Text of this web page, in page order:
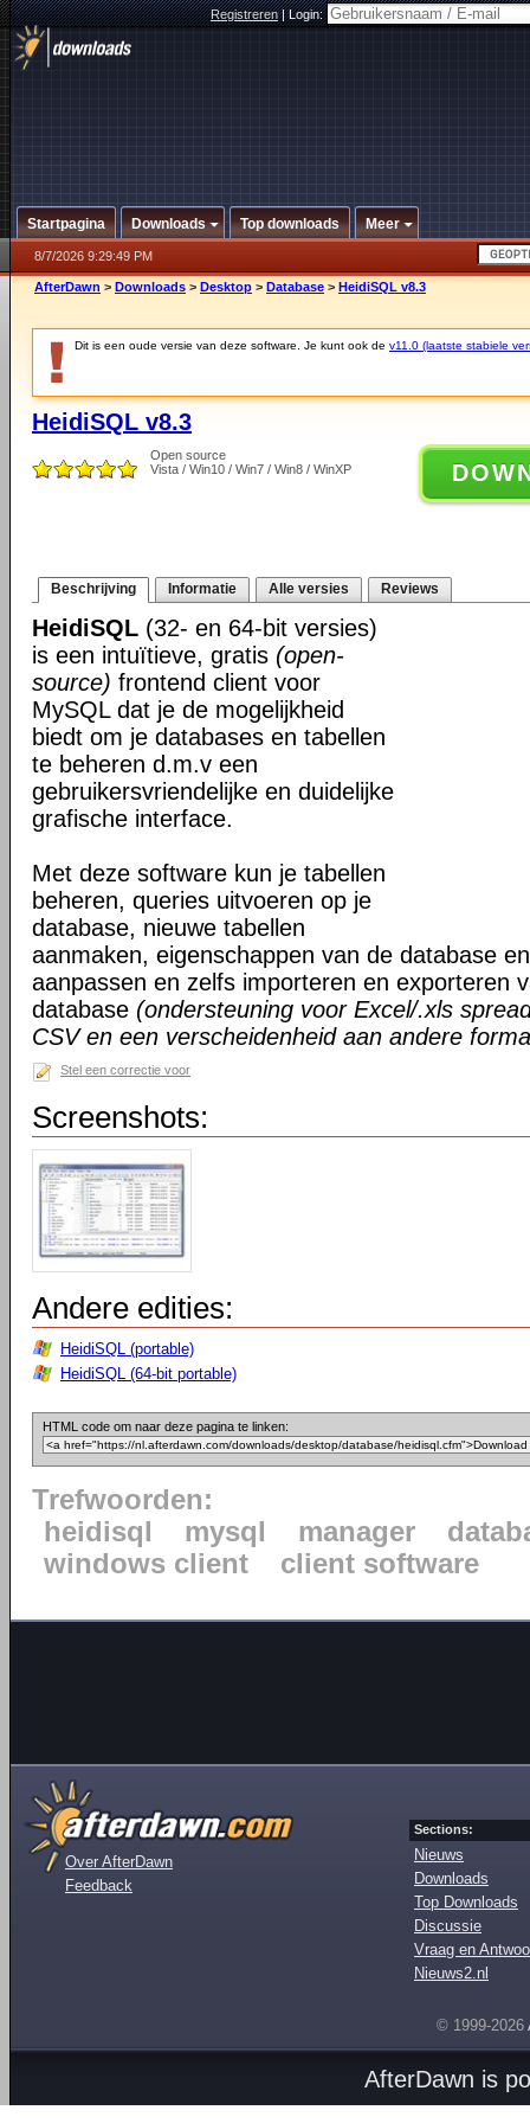
Registreren|Login:
Startpagina Downloads Top downloads Meer
8/7/2026 9:29:49 PM
AfterDawn > Downloads > Desktop > Database > HeidiSQL v8.3
Dit is een oude versie van deze software. Je kunt ook de v11.0 (laatste stabiele
HeidiSQL v8.3
Open source
Vista / Win10 / Win7 / Win8 / WinXP
Beschrijving Informatie Alle versies Reviews
HeidiSQL (32- en 64-bit versies)
is een intuïtieve, gratis (open-
source) frontend client voor
MySQL dat je de mogelijkheid
biedt om je databases en tabellen
te beheren d.m.v een
gebruikersvriendelijke en duidelijke
grafische interface.
Met deze software kun je tabellen
beheren, queries uitvoeren op je
database, nieuwe tabellen
aanmaken, eigenschappen van de database
aanpassen en zelfs importeren en exporteren
database (ondersteuning voor Excel/.xls
CSV en een verscheidenheid aan andere
Stel een correctie voor
Screenshots:
Andere edities:
HeidiSQL (portable)
HeidiSQL (64-bit portable)
HTML code om naar deze pagina te linken:
Trefwoorden:
heidisql
mysql manager
windows client
client software
Over AfterDawn
Feedback
Sections:
Nieuws
Downloads
Top Downloads
Discussie
Vraag en
Nieuws2.nl
© 1999-2026
AfterDawn is